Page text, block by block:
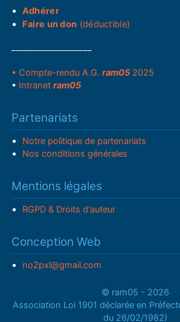
Adhérer
Faire un don (déductible)
• Compte-rendu A.G.ram05 2025
• Intranetram05
Partenariats
Notre politique de partenariats
Nos conditions générales
Mentions légales
RGPD & Droits d'auteur
Conception Web
no2pxl@gmail.com
© ram05 - 2026
Association Loi 1901 déclarée en
du 26/02/1982)